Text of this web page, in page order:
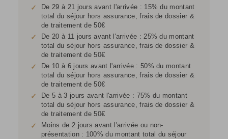
✓
De 29 à 21 jours avant l'arrivée : 15% du montant
total du séjour hors assurance, frais de dossier &
de traitement de 50€
✓
De 20 à 11 jours avant l'arrivée : 25% du montant
total du séjour hors assurance, frais de dossier &
de traitement de 50€
✓
De 10 à 6 jours avant l'arrivée : 50% du montant
total du séjour hors assurance, frais de dossier &
de traitement de 50€
✓
De 5 à 3 jours avant l'arrivée : 75% du montant
total du séjour hors assurance, frais de dossier &
de traitement de 50€
✓
Moins de 2 jours avant l'arrivée ou non-
présentation : 100% du montant total du séjour